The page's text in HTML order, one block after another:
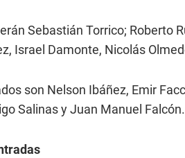
Sebastián Torrico; Roberto
Israel Damonte, Nicolás
son Nelson Ibáñez, Emir
Salinas y Juan Manuel Falcón.